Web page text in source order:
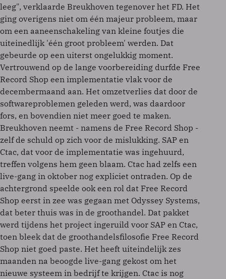
leeg", verklaarde Breukhoven tegenover het FD. Het
ging overigens niet om één majeur probleem, maar
om een aaneenschakeling van kleine foutjes die
uiteinedlijk 'één groot probleem' werden. Dat
gebeurde op een uiterst ongelukkig moment.
Vertrouwend op de lange voorbereiding durfde Free
Record Shop een implementatie vlak voor de
decembermaand aan. Het omzetverlies dat door de
softwareproblemen geleden werd, was daardoor
fors, en bovendien niet meer goed te maken.
Breukhoven neemt - namens de Free Record Shop -
zelf de schuld op zich voor de mislukking. SAP en
Ctac, dat voor de implementatie was ingehuurd,
treffen volgens hem geen blaam. Ctac had zelfs een
live-gang in oktober nog expliciet ontraden. Op de
achtergrond speelde ook een rol dat Free Record
Shop eerst in zee was gegaan met Odyssey Systems,
dat beter thuis was in de groothandel. Dat pakket
werd tijdens het project ingeruild voor SAP en Ctac,
toen bleek dat de groothandelsfilosofie Free Record
Shop niet goed paste. Het heeft uiteindelijk zes
maanden na beoogde live-gang gekost om het
nieuwe systeem in bedrijf te krijgen. Ctac is nog